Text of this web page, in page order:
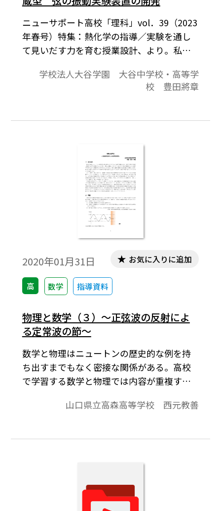
ニューサポート高校「理科」vol．39（2023
年春号）特集：熱化学の指導／実験を通し
て見いだす力を育む授業設計、より。私は
装置などの装置を手作りし、生徒の意見を
取り入れながら改良を重ねる取り組みを行
型弦の振動実験装置もその一つで、ストロ
線の様子を容易に観察できる点が特徴であ
る。一般的な弦の振動実験は、固有振動の
計測だけを目的として行う場合が多いが、
LED によるストロボ光源を併用した今回の
装置では、デューティー比を小さくすれば
各瞬間の鮮明な波形が観察でき、逆に大き
くすれば各点で 単振動をする媒質の振動の
速さの違いを残像の幅と明るさから把握で
きるなど、弦の振動をより多くの切り口か
学校法人大谷学園 大谷中学校・高等学
校 豊田將章
2020年01月31日
高 数学 指導資料
お気に入りに追加
物理と数学（３）～正弦波の反射によ
る定常波の節～
数学と物理はニュートンの歴史的な例を持
ち出すまでもなく密接な関係がある。高校
で学習する数学と物理では内容が重複する
ける三角比や微積分のように数学で学習す
る。数学と理科が教科の垣根を越えて連携
果的な学習が図れると思うのであるが，諸
ある。本稿では，生徒の質問を受けた事例
山口県立高森高等学校 西元教善